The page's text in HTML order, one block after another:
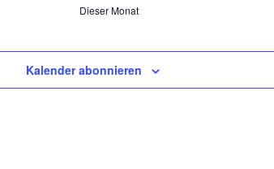
Dieser Monat
Kalender abonnieren